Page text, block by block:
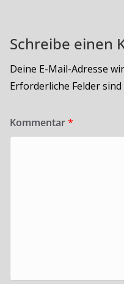
Schreibe einen
Deine E-Mail-Adresse
Erforderliche Felder
Kommentar*